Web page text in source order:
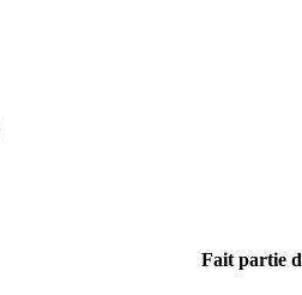
Fait partie